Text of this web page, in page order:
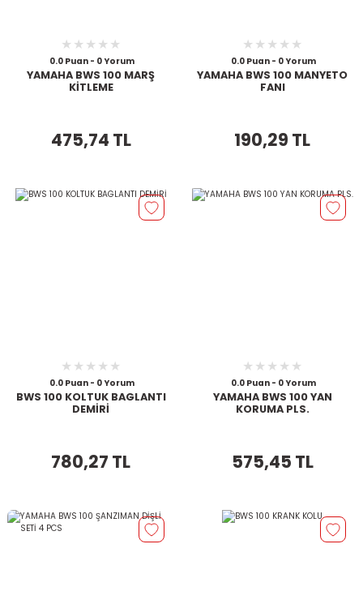
0.0 Puan - 0 Yorum
YAMAHA BWS 100 MARŞ
KİTLEME
475,74 TL
0.0 Puan - 0 Yorum
YAMAHA BWS 100 MANYETO
FANI
190,29 TL
0.0 Puan - 0 Yorum
BWS 100 KOLTUK BAGLANTI
DEMİRİ
780,27 TL
0.0 Puan - 0 Yorum
YAMAHA BWS 100 YAN
KORUMA PLS.
575,45 TL